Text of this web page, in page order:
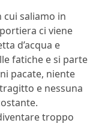
saliamo in
ci viene
d’acqua e
fatiche e si parte
pacate, niente
e nessuna
troppo